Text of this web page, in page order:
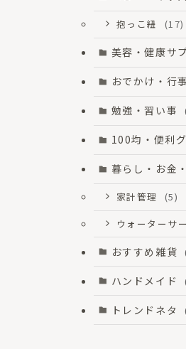
抱っこ紐 (17)
美容・健康サ
おでかけ・行事
勉強・習い事
100均・便利
暮らし・お金
家計管理
(5)
ウォーターサ
おすすめ雑貨
ハンドメイド
トレンドネタ